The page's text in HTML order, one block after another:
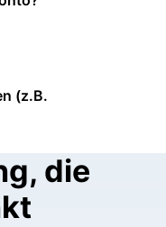
(z.B.
die